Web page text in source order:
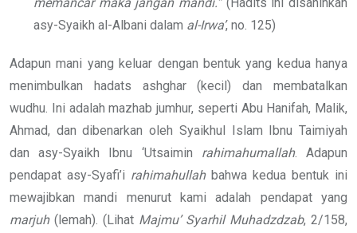
asy-Syaikh al-Albani dalam al-Irwa’, no. 125)
Adapun mani yang keluar dengan bentuk yang kedua hanya
menimbulkan hadats ashghar (kecil) dan membatalkan
wudhu. Ini adalah mazhab jumhur, seperti Abu Hanifah, Malik,
Ahmad, dan dibenarkan oleh Syaikhul Islam Ibnu Taimiyah
dan asy-Syaikh Ibnu ‘Utsaimin rahimahumallah. Adapun
pendapat asy-Syafi’i rahimahullahbahwa kedua bentuk ini
mewajibkan mandi menurut kami adalah pendapat yang
marjuh(lemah). (Lihat Majmu’ Syarhil Muhadzdzab, 2/158,